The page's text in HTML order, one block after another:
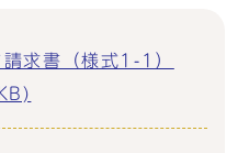
求書（様式1-1）